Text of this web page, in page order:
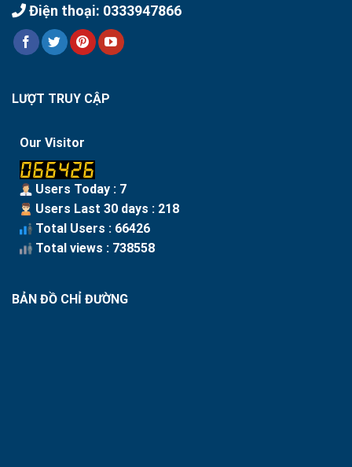
Điện thoại: 0333947866
LƯỢT TRUY CẬP
Our Visitor
Users Today : 7
Users Last 30 days : 218
Total Users : 66426
Total views : 738558
BẢN ĐỒ CHỈ ĐƯỜNG